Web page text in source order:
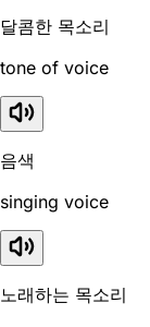
달콤한 목소리
tone of voice
음색
singing voice
노래하는 목소리